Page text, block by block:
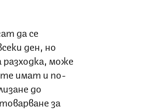
да се
ден, но
може
имат и по-
до
за